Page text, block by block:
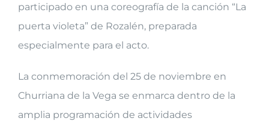
participado en una coreografía de la canción “La
puerta violeta” de Rozalén, preparada
especialmente para el acto.
La conmemoración del 25 de noviembre en
Churriana de la Vega se enmarca dentro de la
amplia programación de actividades